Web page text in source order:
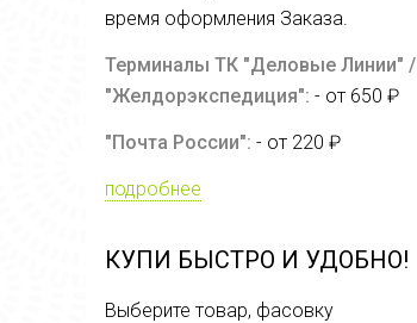
время оформления Заказа.
Терминалы ТК "Деловые Линии" /
"Желдорэкспедиция": - от 650 ₽
"Почта России": - от 220 ₽
подробнее
КУПИ БЫСТРО И УДОБНО!
Выберите товар, фасовку